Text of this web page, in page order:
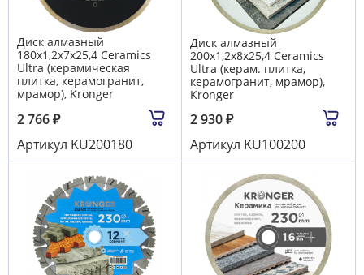
Диск алмазный
180x1,2х7х25,4 Сeramics
Ultra (керамическая
плитка, керамогранит,
мрамор), Kronger
2 766₽
Артикул KU200180
Диск алмазный
200x1,2х8х25,4 Сeramics
Ultra (керам. плитка,
керамогранит, мрамор),
Kronger
2 930₽
Артикул KU100200